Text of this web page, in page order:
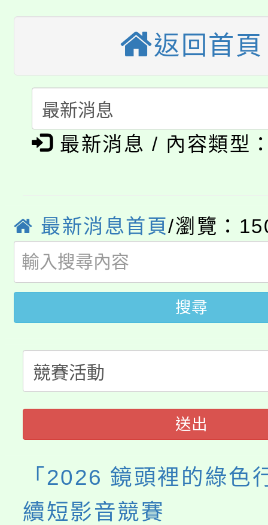
車」活動
生本土語及新住民語歌
公告本校115學年度第
代理(課)教師甄選結果(
代理(課)教師甄選結果(
轉知中國文化大學推廣
《TA101》溝通分析基
系所師生報名參加。
淨零綠生活教案入校路
115年食農教育專業人
學籍身 分審查程序及
版
淨零綠領人才培育課程
公告本校115學年度第
代理(課)教師甄選結果(
「2026金融保險知識
桃園市115學年度學生
代理(課)教師甄選結果(
公告本校115學年度第
轉知中國文化大學推廣
《TA101》溝通分析基
程，歡迎學生輔導中心
心理、諮商輔導、社會
返回首頁
最新消息 / 內容類型
最新消息首頁/瀏覽：
搜尋
送出
「2026 鏡頭裡的綠色
續短影音競賽